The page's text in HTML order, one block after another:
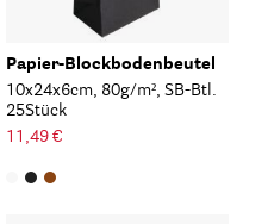
Papier-Blockbodenbeutel
10x24x6cm, 80g/m², SB-Btl.
25Stück
11,49 €